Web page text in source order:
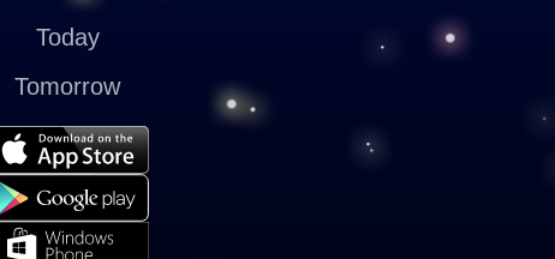
Today
Tomorrow